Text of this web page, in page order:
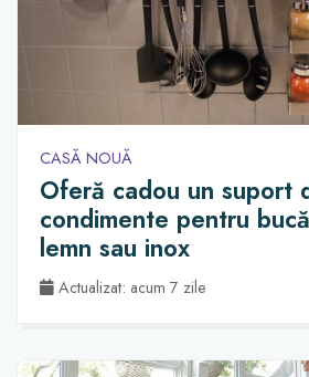
CASĂ NOUĂ
Oferă cadou un suport
condimente pentru
lemn sau inox
Actualizat: acum 7 zile